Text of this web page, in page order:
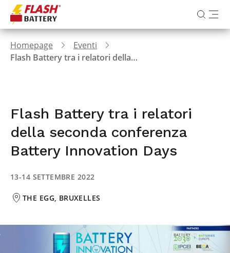
Homepage
Eventi
Flash Battery tra i relatori della seconda conferenza Battery Innovation Days
Flash Battery tra i relatori
della seconda conferenza
Battery Innovation Days
13-14 SETTEMBRE 2022
THE EGG, BRUXELLES